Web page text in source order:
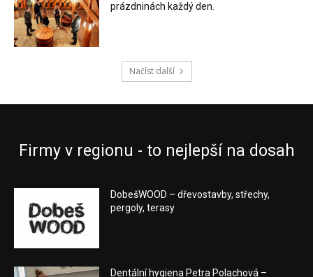
prázdninách každý den.
Načíst další
Firmy v regionu - to nejlepší na dosah
DobešWOOD – dřevostavby, střechy,
pergoly, terasy
Dentální hygiena Petra Polachová –